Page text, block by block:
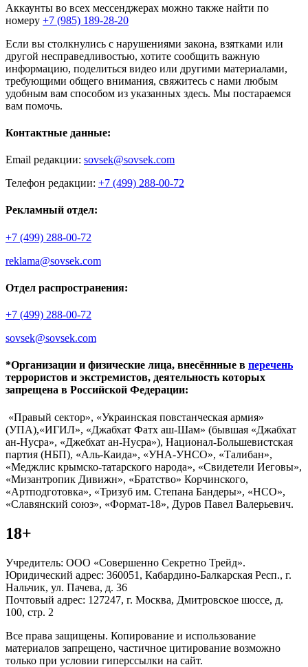
Аккаунты во всех мессенджерах можно также найти по
номеру +7 (985) 189-28-20
Если вы столкнулись с нарушениями закона, взятками или
другой несправедливостью, хотите сообщить важную
информацию, поделиться видео или другими материалами,
требующими общего внимания, свяжитесь с нами любым
удобным вам способом из указанных здесь. Мы постараемся
вам помочь.
Контактные данные:
Email редакции: sovsek@sovsek.com
Телефон редакции: +7 (499) 288-00-72
Рекламный отдел:
+7 (499) 288-00-72
reklama@sovsek.com
Отдел распространения:
+7 (499) 288-00-72
sovsek@sovsek.com
*Организации и физические лица, внесённные в перечень
террористов и экстремистов, деятельность которых
запрещена в Российской Федерации:
«Правый сектор», «Украинская повстанческая армия»
(УПА),«ИГИЛ», «Джабхат Фатх аш-Шам» (бывшая «Джабхат
ан-Нусра», «Джебхат ан-Нусра»), Национал-Большевистская
партия (НБП), «Аль-Каида», «УНА-УНСО», «Талибан»,
«Меджлис крымско-татарского народа», «Свидетели Иеговы»,
«Мизантропик Дивижн», «Братство» Корчинского,
«Артподготовка», «Тризуб им. Степана Бандеры», «НСО»,
«Славянский союз», «Формат-18», Дуров Павел Валерьевич.
18+
Учредитель: ООО «Совершенно Секретно Трейд».
Юридический адрес: 360051, Кабардино-Балкарская Респ., г.
Нальчик, ул. Пачева, д. 36
Почтовый адрес: 127247, г. Москва, Дмитровское шоссе, д.
100, стр. 2
Все права защищены. Копирование и использование
материалов запрещено, частичное цитирование возможно
только при условии гиперссылки на сайт.